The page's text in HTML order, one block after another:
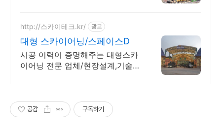
http://스카이테크.kr/ 광고
대형 스카이어닝/스페이스D
시공 이력이 증명해주는 대형스카
이어닝 전문 업체/현장설계,기술지
공감 구독하기